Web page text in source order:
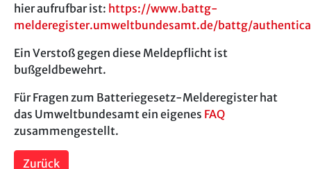
hier aufrufbar ist: https://www.battg-
melderegister.umweltbundesamt.de/battg/
Ein Verstoß gegen diese Meldepflicht ist
bußgeldbewehrt.
Für Fragen zum Batteriegesetz-Melderegister hat
das Umweltbundesamt ein eigenes FAQ
zusammengestellt.
Zurück